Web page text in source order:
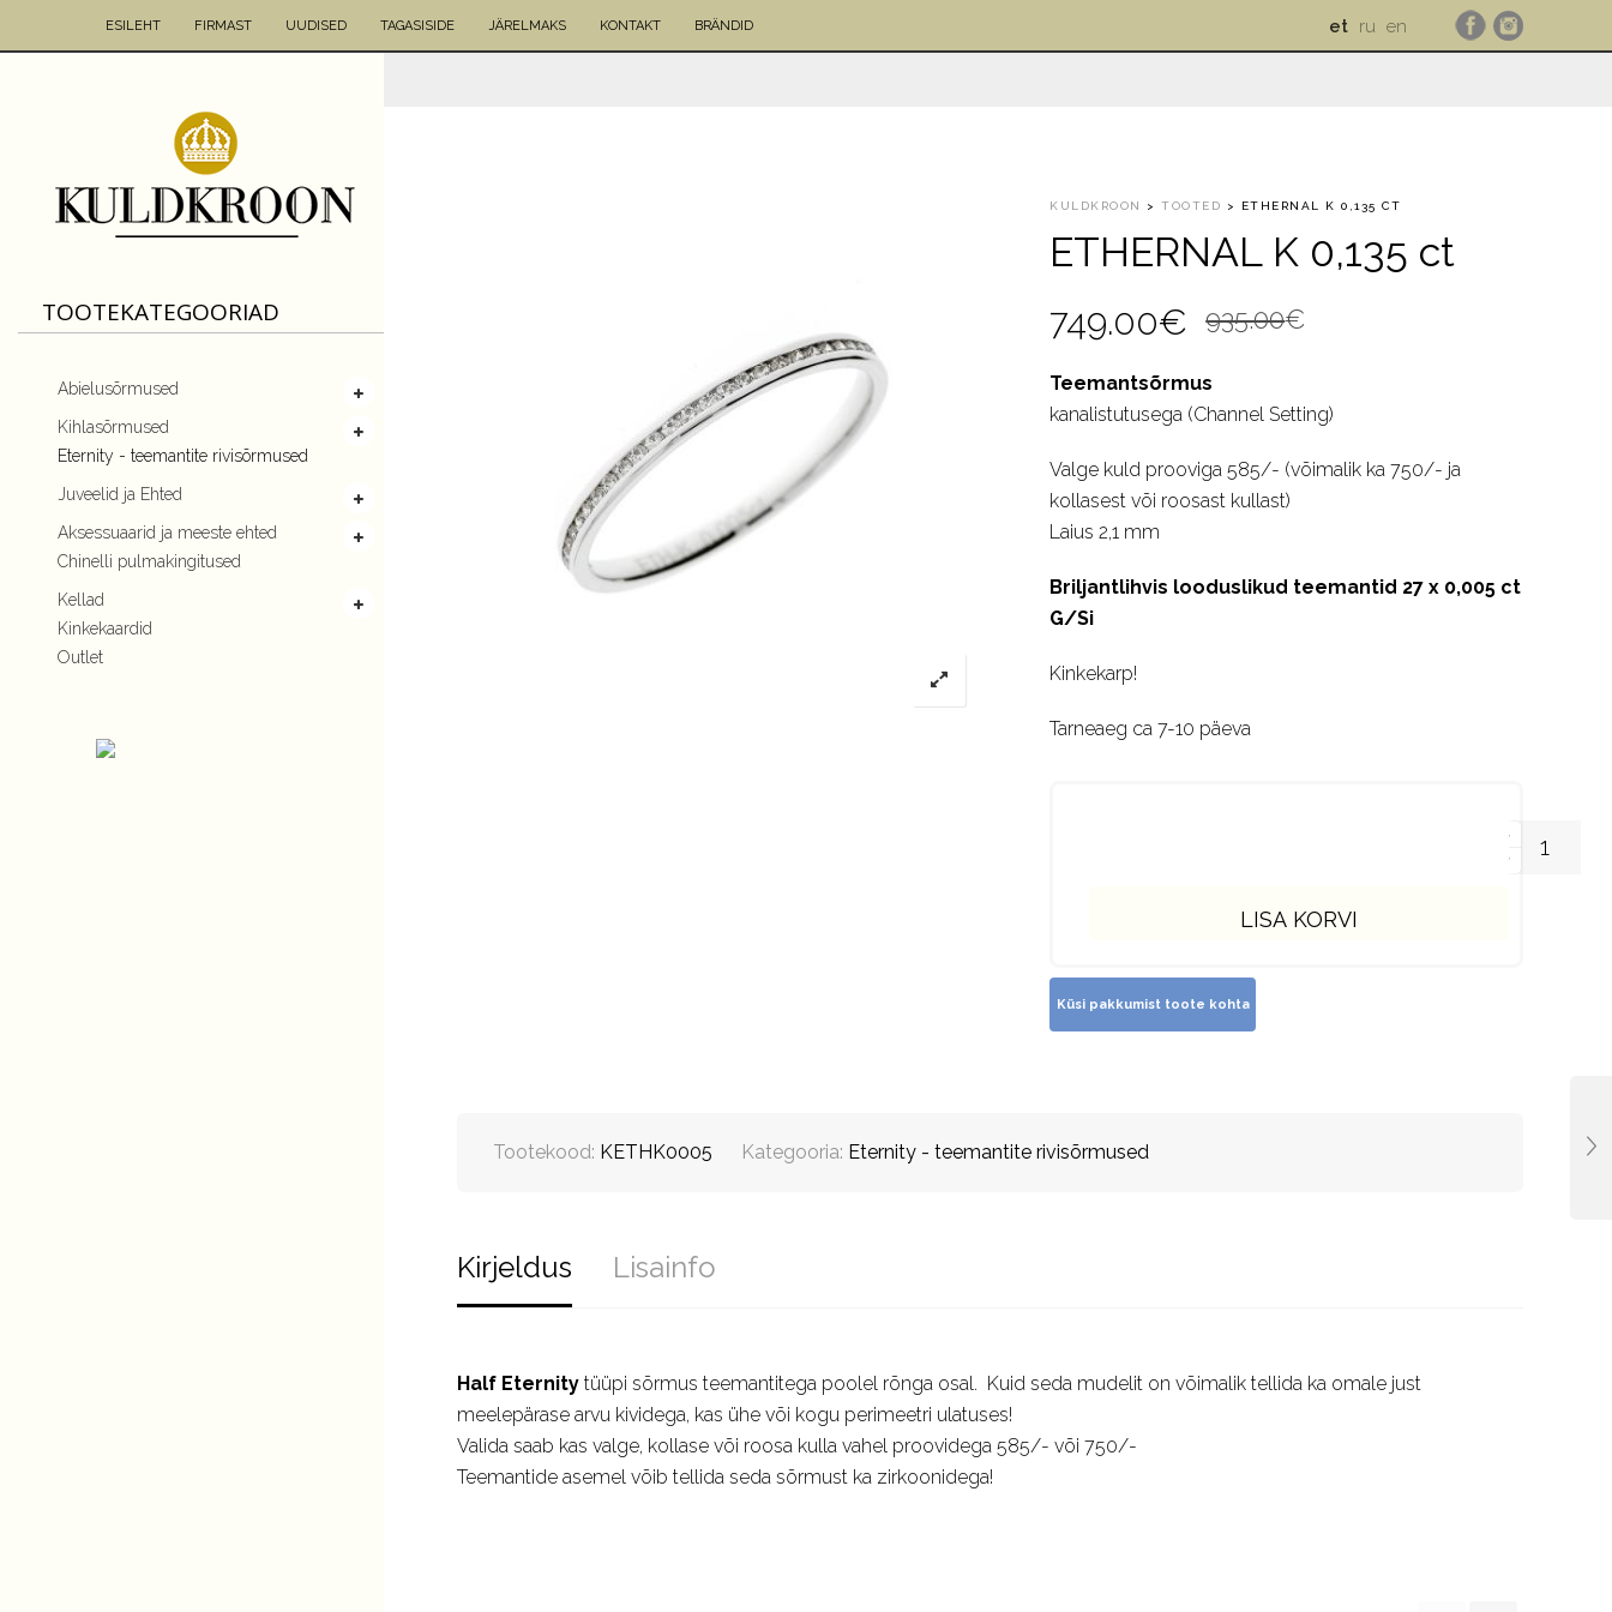
ESILEHT FIRMAST UUDISED TAGASISIDE JÄRELMAKS KONTAKT BRÄNDID et ru en
TOOTEKATEGOORIAD
Abielusõrmused
Kihlasõrmused
Eternity - teemantite rivisõrmused
Juveelid ja Ehted
Aksessuaarid ja meeste ehted
Chinelli pulmakingitused
Kellad
Kinkekaardid
Outlet
KULDKROON >TOOTED > ETHERNAL K 0,135 CT
ETHERNAL K 0,135 ct
935.00€
oli:
935.00€.
749.00€
is:
749.00€.
Teemantsõrmus
kanalistutusega (Channel Setting)
Valge kuld prooviga 585/- (võimalik ka 750/- ja
kollasest või roosast kullast)
Laius 2,1 mm
Briljantlihvis looduslikud teemantid 27 x 0,005 ct
G/Si
Kinkekarp!
Tarneaeg ca 7-10 päeva
LISA KORVI
Tootekood: KETHK0005 Kategooria: Eternity - teemantite rivisõrmused
Kirjeldus Lisainfo
Half Eternitytüüpi sõrmus teemantitega poolel rõnga osal. Kuid seda mudelit on võimalik tellida ka omale just
meelepärase arvu kividega, kas ühe või kogu perimeetri ulatuses!
Valida saab kas valge, kollase või roosa kulla vahel proovidega 585/- või 750/-
Teemantide asemel võib tellida seda sõrmust ka zirkoonidega!